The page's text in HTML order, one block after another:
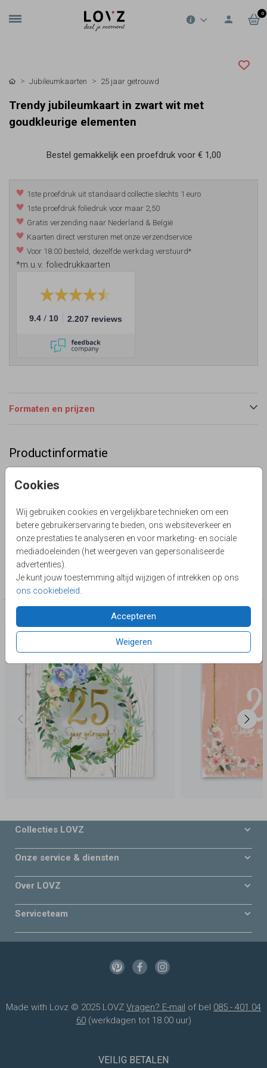
0
Cookies
Wij gebruiken cookies en vergelijkbare technieken om een
betere gebruikerservaring te bieden, ons websiteverkeer en
onze prestaties te analyseren en voor marketing- en sociale
mediadoeleinden (het weergeven van gepersonaliseerde
advertenties).
Je kunt jouw toestemming altijd wijzigen of intrekken op ons
ons cookiebeleid
Accepteren
Weigeren
Jubileumkaarten 25 jaar getrouwd
Trendy jubileumkaart in zwart wit met
goudkleurige elementen
Bestel gemakkelijk een proefdruk voor € 1,00
1ste proefdruk uit standaard collectie slechts 1 euro
1ste proefdruk foliedruk voor maar 2,50
Gratis verzending naar Nederland & België
Kaarten direct versturen met onze verzendservice
Voor 18:00 besteld, dezelfde werkdag verstuurd*
*m.u.v. foliedrukkaarten
9.4 / 10 2.207 reviews
Formaten en prijzen
Productinformatie
Hippe stoere uitnodiging voor jou 25 jarig
goudkleurige trouw elementen. Sierletters en
voorbeeldtekst. Zelf maken
Lievez
Collectie
25 jaar getrouwd
Deze producten zijn wellicht ook iets voor je
Collecties LOVZ
Onze service & diensten
Over LOVZ
Serviceteam
Made with Lovz © 2025 LOVZ Vragen? E-mail of bel 085 - 401 04
60(werkdagen tot 18.00 uur)
VEILIG BETALEN